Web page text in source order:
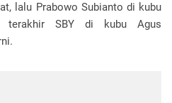
lalu Prabowo Subianto di kubu
terakhir SBY di kubu Agus